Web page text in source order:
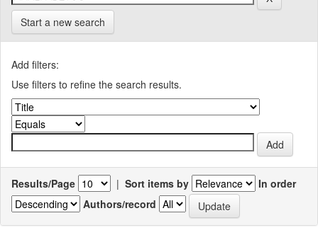
Start a new search
Add filters:
Use filters to refine the search results.
Results/Page | Sort items by
In order
Authors/record